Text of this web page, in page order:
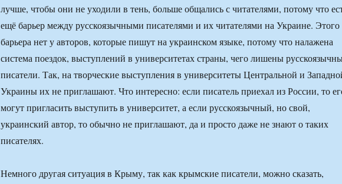
лучше, чтобы они не уходили в тень, больше общались с читателями, потому что
ещё барьер между русскоязычными писателями и их читателями на Украине. Этого
барьера нет у авторов, которые пишут на украинском языке, потому что налажена
система поездок, выступлений в университетах страны, чего лишены
писатели. Так, на творческие выступления в университеты Центральной и
Украины их не приглашают. Что интересно: если писатель приехал из России, то
могут пригласить выступить в университет, а если русскоязычный, но свой,
украинский автор, то обычно не приглашают, да и просто даже не знают о таких
писателях.
Немного другая ситуация в Крыму, так как крымские писатели, можно сказать,